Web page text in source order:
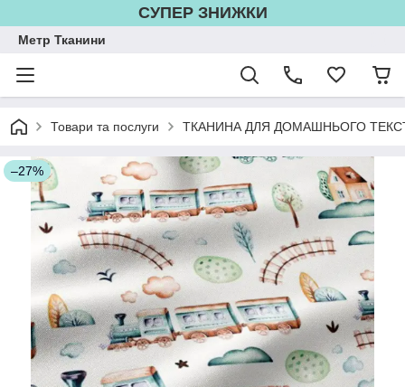
СУПЕР ЗНИЖКИ
Метр Тканини
Товари та послуги ТКАНИНА ДЛЯ ДОМАШНЬОГО
–27%